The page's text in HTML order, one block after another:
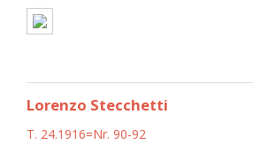
Lorenzo Stecchetti
T. 24.1916=Nr. 90-92